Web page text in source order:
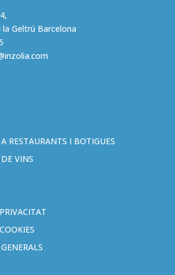
la Geltrú Barcelona
RESTAURANTS I BOTIGUES
VINS